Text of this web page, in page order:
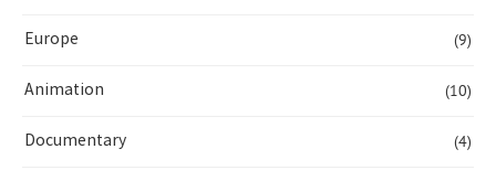
Europe (9)
Animation (10)
Documentary (4)